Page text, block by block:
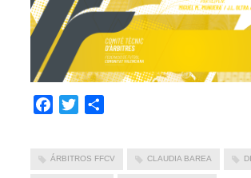
Facebook
Twitter
ÁRBITROS FFCV CLAUDIA BAREA